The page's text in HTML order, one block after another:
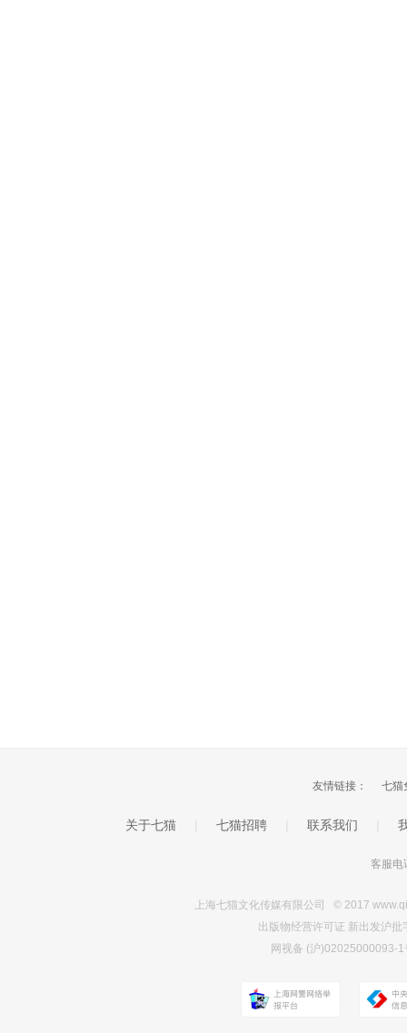
友情链接： 七猫
关于七猫 七猫招聘 联系我们
客服电
上海七猫文化传媒有限公司 © 2017
出版物经营许可证 新出发沪
网视备 (沪)02025000093-